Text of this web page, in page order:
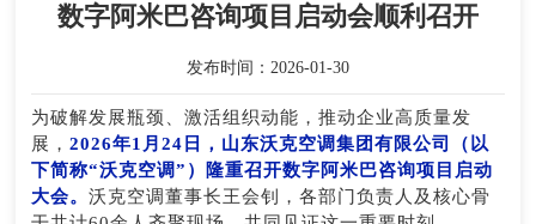
数字阿米巴咨询项目启动会顺利召开
发布时间：2026-01-30
为破解发展瓶颈、激活组织动能，推动企业高质量发
展，2026年1月24日，山东沃克空调集团有限公司（以
下简称“沃克空调”）隆重召开数字阿米巴咨询项目启动
大会。沃克空调董事长王会钊，各部门负责人及核心骨